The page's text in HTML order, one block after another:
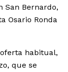
San Bernardo,
Osario Ronda
habitual,
que se